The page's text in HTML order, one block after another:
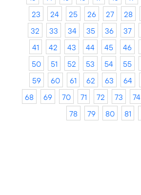
23
24 25 26 27 28
32
33 34 35 36 37
41
42 43 44 45 46
50
51 52 53 54 55
59
60 61 62 63 64
68
69 70 71 72 73 74
78
79 80 81